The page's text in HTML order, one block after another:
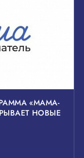
«МАМА-
НОВЫЕ